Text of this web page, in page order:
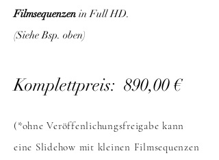
Filmsequenzen in Full HD.
(Siehe Bsp. oben)
Komplettpreis: 890,00 €
(*ohne Veröffenlichungsfreigabe kann
eine Slidehow mit kleinen Filmsequenzen